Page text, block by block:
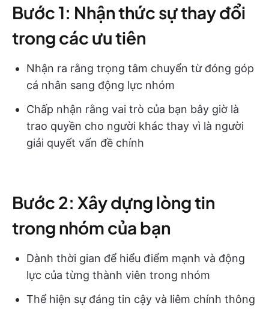
Bước 1: Nhận thức sự thay đổi
trong các ưu tiên
Nhận ra rằng trọng tâm chuyển từ đóng góp
cá nhân sang động lực nhóm
Chấp nhận rằng vai trò của bạn bây giờ là
trao quyền cho người khác thay vì là người
giải quyết vấn đề chính
Bước 2: Xây dựng lòng tin
trong nhóm của bạn
Dành thời gian để hiểu điểm mạnh và động
lực của từng thành viên trong nhóm
Thể hiện sự đáng tin cậy và liêm chính thông